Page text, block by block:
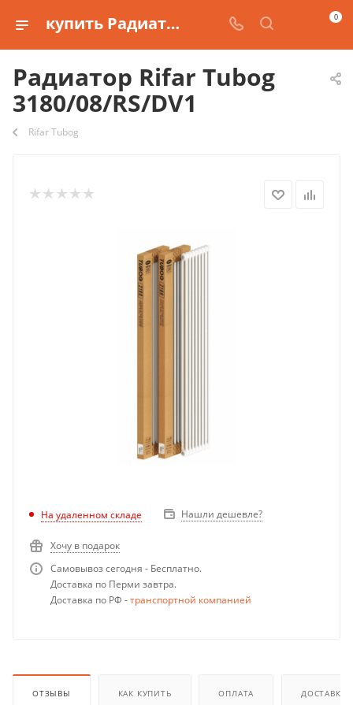
купить Радиатор Rifar Tubog 3180/08/RS/DV1 0
Радиатор Rifar Tubog
3180/08/RS/DV1
Rifar Tubog
На удаленном складе Нашли дешевле?
Хочу в подарок
Самовывоз сегодня - Бесплатно.
Доставка по Перми завтра.
Доставка по РФ -транспортной компанией
ОТЗЫВЫ КАК КУПИТЬ ОПЛАТА ДОСТАВКА